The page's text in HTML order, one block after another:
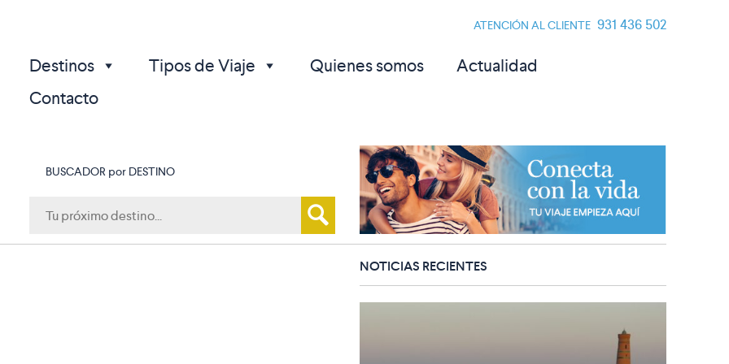
ATENCIÓN AL CLIENTE 931 436 502
Destinos Tipos de Viaje Quienes somos
Actualidad
Contacto
BUSCADOR por DESTINO
p
NOTICIAS RECIENTES